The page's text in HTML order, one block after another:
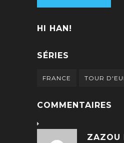
HI HAN!
SÉRIES
FRANCE TOUR
COMMENTAIRES
ZAZOU